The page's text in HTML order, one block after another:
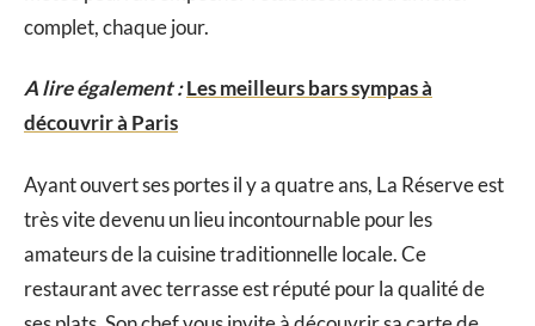
complet, chaque jour.
A lire également :Les meilleurs bars sympas à
découvrir à Paris
Ayant ouvert ses portes il y a quatre ans, La Réserve est
très vite devenu un lieu incontournable pour les
amateurs de la cuisine traditionnelle locale. Ce
restaurant avec terrasse est réputé pour la qualité de